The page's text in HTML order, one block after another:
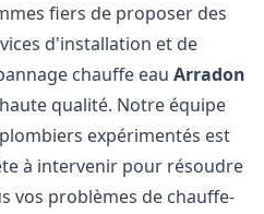
fiers de proposer des
d'installation et de
chauffe eauArradon
qualité. Notre équipe
expérimentés est
à intervenir pour résoudre
vos problèmes de chauffe-